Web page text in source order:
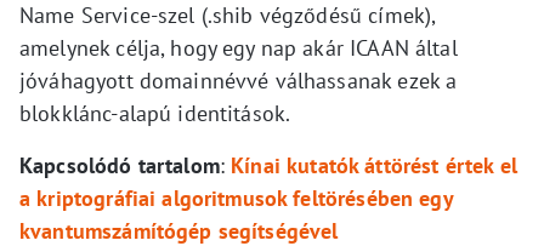
Name Service-szel (.shib végződésű címek),
amelynek célja, hogy egy nap akár ICAAN által
jóváhagyott domainnévvé válhassanak ezek a
blokklánc-alapú identitások.
Kapcsolódó tartalom: Kínai kutatók áttörést értek el
a kriptográfiai algoritmusok feltörésében egy
kvantumszámítógép segítségével